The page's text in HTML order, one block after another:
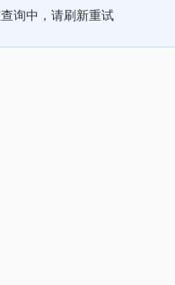
询中，请刷新重试